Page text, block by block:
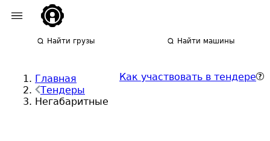
Найти грузы Найти машины
Главная
Тендеры
Негабаритные
Как участвовать в тендере